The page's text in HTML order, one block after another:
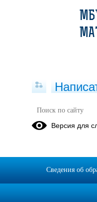
Версия для
Сведения об